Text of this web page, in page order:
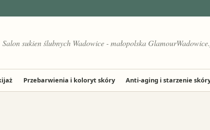
Salon sukien ślubnych Wadowice - małopolska
Przebarwienia i koloryt skóry Anti-aging i starzenie